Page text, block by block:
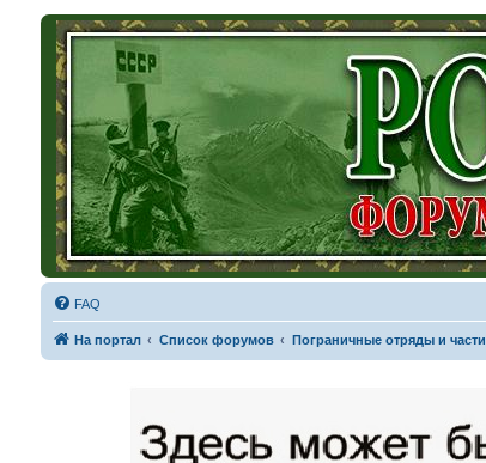
FAQ
На портал Список форумов Пограничные отряды и части